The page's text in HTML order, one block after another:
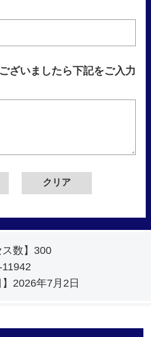
ざいましたら下記をご入力
数】 300
11942
2026年7月2日